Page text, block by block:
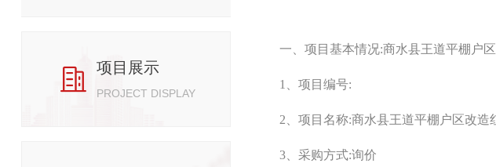
 项目展示
PROJECT DISPLAY
一、项目基本情况:商水县王道平棚户
1、项目编号:
2、项目名称:商水县王道平棚户区改造
3、采购方式:询价